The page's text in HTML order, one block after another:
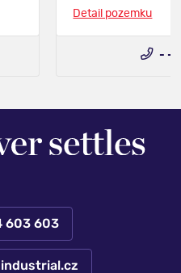
Detail pozemku
- - -
603 603